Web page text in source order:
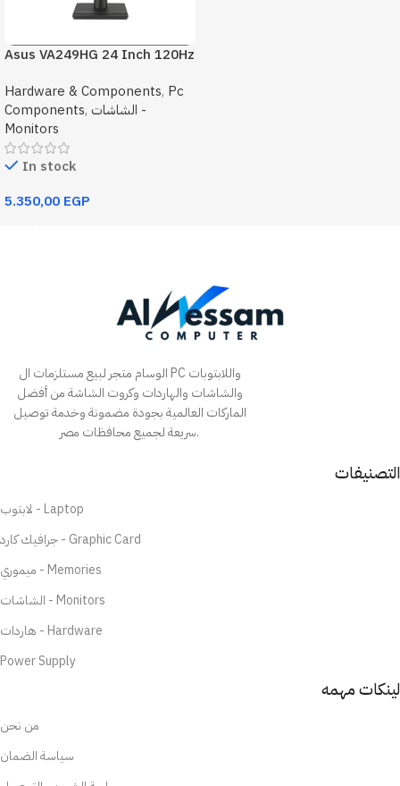
Asus VA249HG 24 Inch 120Hz
Hardware & Components, Pc
Components, الشاشات -
Monitors
In stock
5.350,00 EGP
الوسام متجر لبيع مستلزمات ال PC واللابتوبات
والشاشات والهاردات وكروت الشاشة من أفضل
الماركات العالمية بجودة مضمونة وخدمة توصيل
سريعة لجميع محافظات مصر.
التصنيفات
لابتوب - Laptop
جرافيك كارد - Graphic Card
ميموري - Memories
الشاشات - Monitors
هاردات - Hardware
Power Supply
لينكات مهمه
من نحن
سياسة الضمان